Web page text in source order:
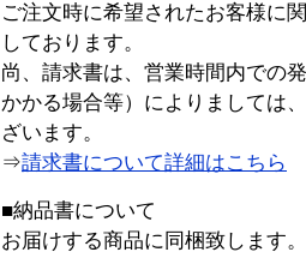
ご注文時に希望されたお客様に
しております。
尚、請求書は、営業時間内での
かかる場合等）によりましては
ざいます。
⇒請求書について詳細はこちら
■納品書について
お届けする商品に同梱致します。